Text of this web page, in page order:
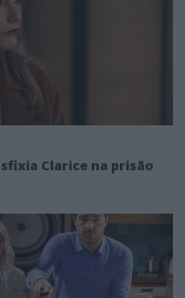
Clarice na prisão